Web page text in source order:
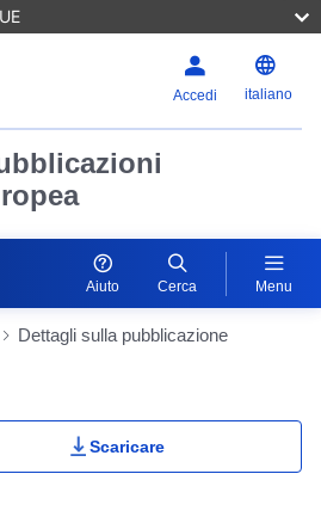
Accedi italiano
Aiuto Cerca Menu
Dettagli sulla pubblicazione
Actions Portlet
Scaricare